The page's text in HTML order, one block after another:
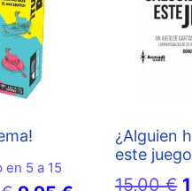
en 5 a 15
¿Alguien
este
15,00€